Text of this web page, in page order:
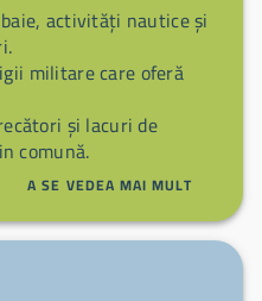
activități nautice și
militare care oferă
și lacuri de
comună.
și capele tipice pentru o
caiac și yachting pe
A SE VEDEA MAI MULT